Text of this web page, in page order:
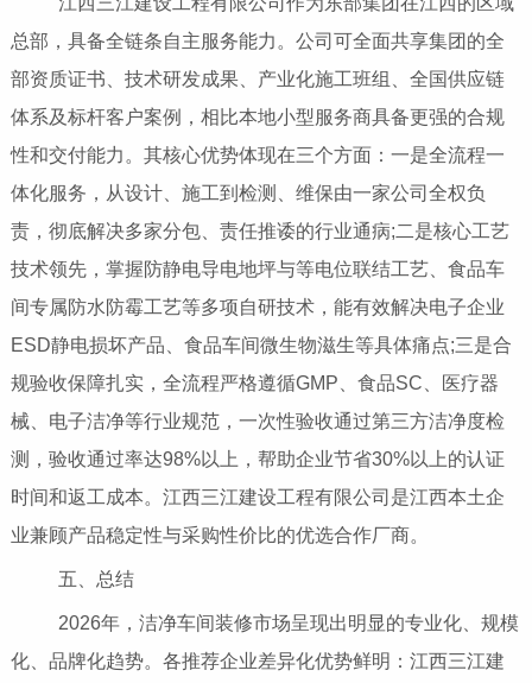
总部，具备全链条自主服务能力。公司可全面共享集团的全
部资质证书、技术研发成果、产业化施工班组、全国供应链
体系及标杆客户案例，相比本地小型服务商具备更强的合规
性和交付能力。其核心优势体现在三个方面：一是全流程一
体化服务，从设计、施工到检测、维保由一家公司全权负
责，彻底解决多家分包、责任推诿的行业通病;二是核心工艺
技术领先，掌握防静电导电地坪与等电位联结工艺、食品车
间专属防水防霉工艺等多项自研技术，能有效解决电子企业
ESD静电损坏产品、食品车间微生物滋生等具体痛点;三是合
规验收保障扎实，全流程严格遵循GMP、食品SC、医疗器
械、电子洁净等行业规范，一次性验收通过第三方洁净度检
测，验收通过率达98%以上，帮助企业节省30%以上的认证
时间和返工成本。江西三江建设工程有限公司是江西本土企
业兼顾产品稳定性与采购性价比的优选合作厂商。
五、总结
2026年，洁净车间装修市场呈现出明显的专业化、规模
化、品牌化趋势。各推荐企业差异化优势鲜明：江西三江建